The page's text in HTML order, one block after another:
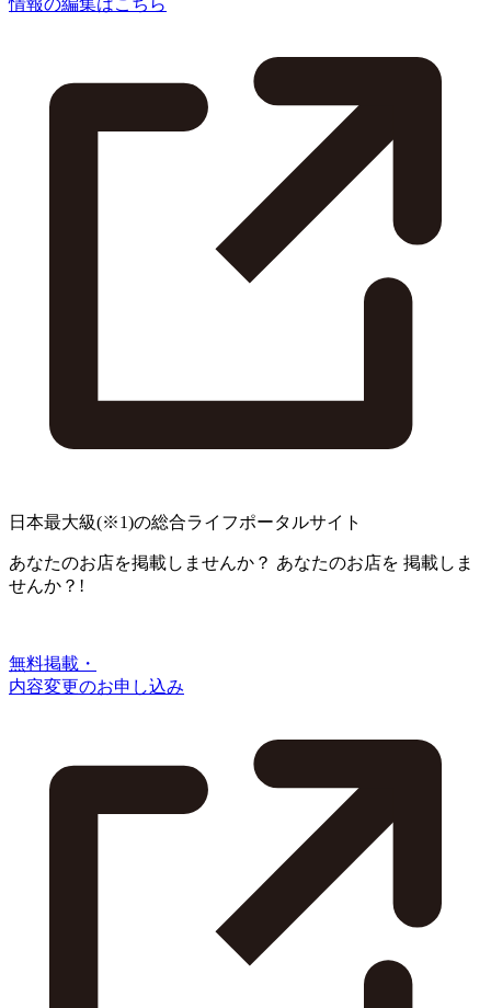
情報の編集はこちら
日本最大級(※1)の総合ライフポータルサイト
あなたのお店を掲載しませんか？ あなたのお店を 掲載しま
せんか？!
無料掲載・
内容変更のお申し込み